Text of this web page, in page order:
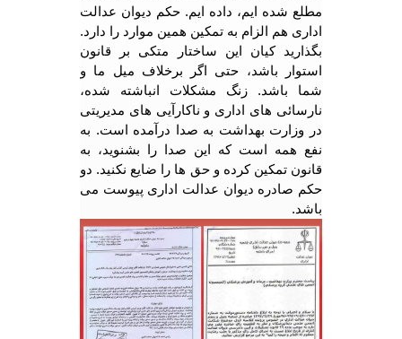
مطلع شده ایم، داده ایم. حکم دیوان عدالت
اداری هم الزام به تمکین همین موارد را دارد.
بگذارید کیان این ساختار متکی بر قانون
استوار باشد، حتی اگر برخلاف میل ما و
شما باشد. زنگ مشکلات انباشته شده،
نارسائی های اداری و ناکارآیی های مدیریتی
در وزارت بهداشت به صدا درآمده است. به
نفع همه است که این صدا را بشنوید، به
قانون تمکین کرده و حق ها را ضایع نکنید. دو
حکم صادره دیوان عدالت اداری پیوست می
باشد.